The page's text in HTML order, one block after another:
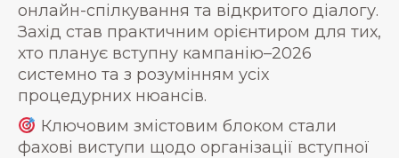
онлайн-спілкування та відкритого діалогу.
Захід став практичним орієнтиром для тих,
хто планує вступну кампанію–2026
системно та з розумінням усіх
процедурних нюансів.
Ключовим змістовим блоком стали
фахові виступи щодо організації вступної